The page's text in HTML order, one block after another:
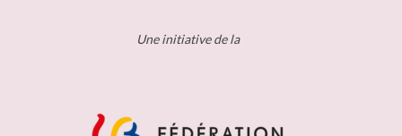
Une initiative de la